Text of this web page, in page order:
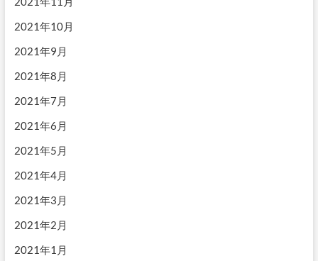
2021年10月
2021年9月
2021年8月
2021年7月
2021年6月
2021年5月
2021年4月
2021年3月
2021年2月
2021年1月